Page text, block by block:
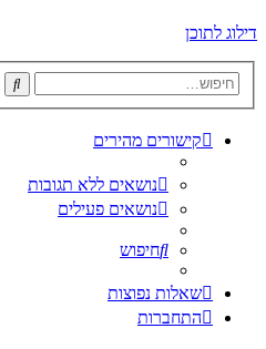
דילוג לתוכן
קישורים מהירים
נושאים ללא תגובות
נושאים פעילים
חיפוש
שאלות נפוצות
התחברות